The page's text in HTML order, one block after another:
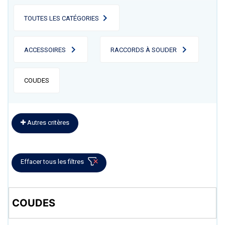
TOUTES LES CATÉGORIES
ACCESSOIRES RACCORDS À SOUDER
COUDES
Autres critères
Effacer tous les filtres
COUDES